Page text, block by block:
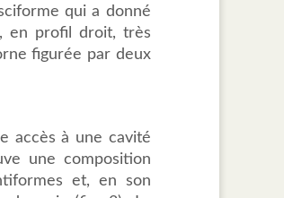
qui a donné
en profil droit, très
figurée par deux
accès à une cavité
une composition
et, en son